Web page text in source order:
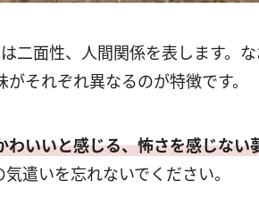
二面性、人間関係を表します。
それぞれ異なるのが特徴です。
わいいと感じる、怖さを感じない
遣いを忘れないでください。